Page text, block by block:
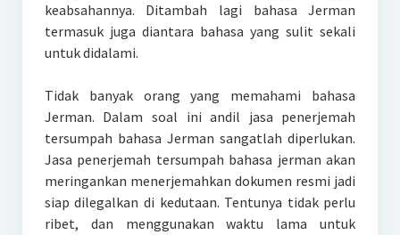
keabsahannya. Ditambah lagi bahasa Jerman
termasuk juga diantara bahasa yang sulit sekali
untuk didalami.
Tidak banyak orang yang memahami bahasa
Jerman. Dalam soal ini andil jasa penerjemah
tersumpah bahasa Jerman sangatlah diperlukan.
Jasa penerjemah tersumpah bahasa jerman akan
meringankan menerjemahkan dokumen resmi jadi
siap dilegalkan di kedutaan. Tentunya tidak perlu
ribet, dan menggunakan waktu lama untuk